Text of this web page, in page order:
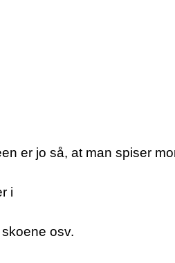
er jo så, at man spiser
i
osv.